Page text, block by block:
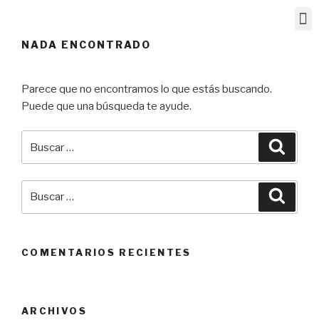
NADA ENCONTRADO
Parece que no encontramos lo que estás buscando.
Puede que una búsqueda te ayude.
COMENTARIOS RECIENTES
ARCHIVOS